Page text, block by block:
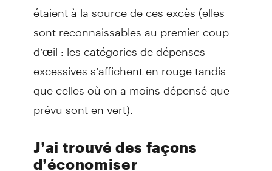
étaient à la source de ces excès (elles
sont reconnaissables au premier coup
d’œil : les catégories de dépenses
excessives s’affichent en rouge tandis
que celles où on a moins dépensé que
prévu sont en vert).
J’ai trouvé des façons
d’économiser